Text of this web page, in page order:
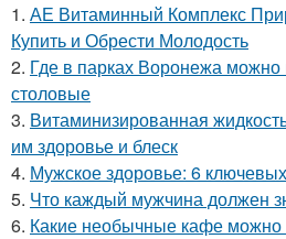
1. АЕ Витаминный Комплекс
Купить и Обрести Молодость
2. Где в парках Воронежа можно
столовые
3. Витаминизированная
им здоровье и блеск
4. Мужское здоровье: 6
5. Что каждый мужчина должен
6. Какие необычные кафе можно